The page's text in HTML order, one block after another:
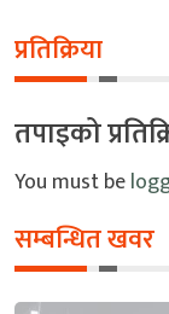
प्रतिक्रिया
तपाइको
You must be
सम्बन्धित खवर